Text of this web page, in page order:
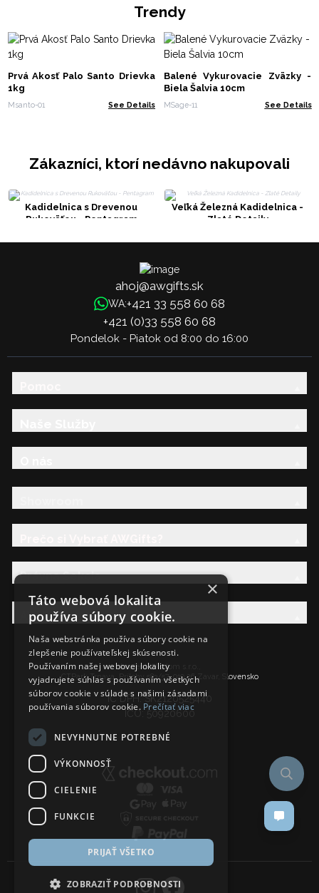
Trendy
Prvá Akosť Palo Santo Drievka
1kg
Msanto-01 See Details
Balené Vykurovacie Zväzky -
Biela Šalvia 10cm
MSage-11 See Details
Zákazníci, ktorí nedávno nakupovali
Kadidelnica s Drevenou
Rukoväťou - Pentagram
Veľká Železná Kadidelnica -
Zlaté Detaily
ahoj@awgifts.sk
WA:+421 33 558 60 68
+421 (0)33 558 60 68
Pondelok - Piatok od 8:00 do 16:00
Právna Sekcia
AW Rodina
Ancient Wisdom s.r.o.,
CTPark Trnava, Prílohy 583/57, 919 26 Zavar, Slovensko
IČ DPH: SK2120525440
IČO: 50920600
×
Táto webová lokalita
používa súbory cookie.
Naša webstránka používa súbory cookie na
zlepšenie používateľskej skúsenosti.
Používaním našej webovej lokality
vyjadrujete súhlas s používaním všetkých
súborov cookie v súlade s našimi zásadami
používania súborov cookie. Prečítať viac
NEVYHNUTNE POTREBNÉ
VÝKONNOSŤ
CIELENIE
FUNKCIE
PRIJAŤ VŠETKO
ZOBRAZIŤ PODROBNOSTI